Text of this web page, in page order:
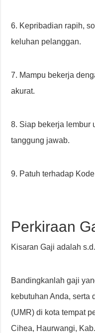
6. Kepribadian rapih,
keluhan pelanggan.
7. Mampu bekerja
akurat.
8. Siap bekerja lembur
tanggung jawab.
9. Patuh terhadap
Perkiraan
Kisaran Gaji adalah
Bandingkanlah gaji
kebutuhan Anda, serta
(UMR) di kota tempat
Cihea, Haurwangi,